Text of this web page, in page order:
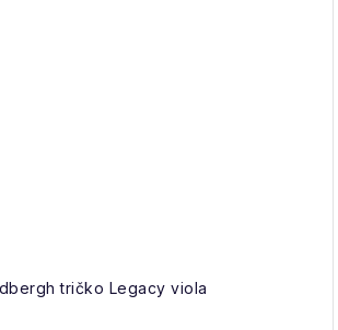
tričko Legacy viola